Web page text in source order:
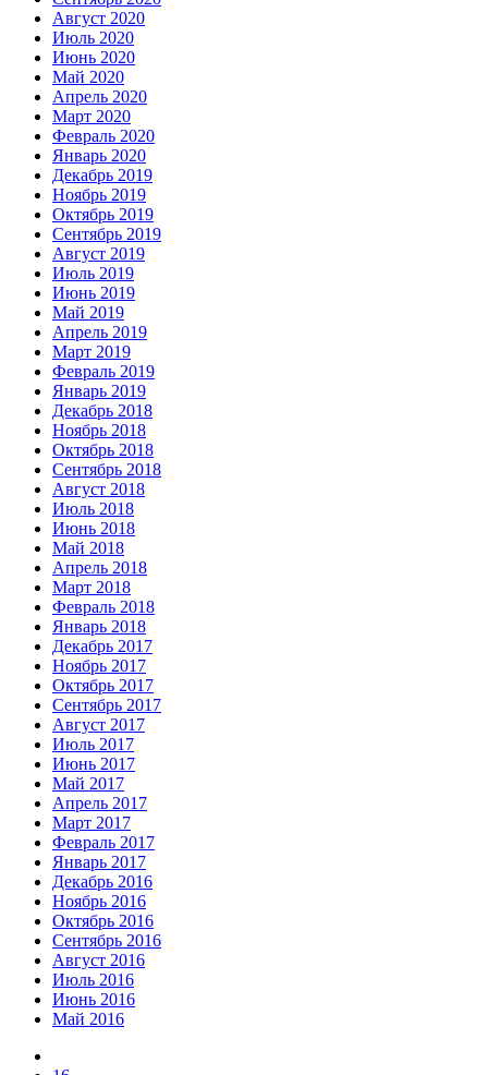
Август 2020
Июль 2020
Июнь 2020
Май 2020
Апрель 2020
Март 2020
Февраль 2020
Январь 2020
Декабрь 2019
Ноябрь 2019
Октябрь 2019
Сентябрь 2019
Август 2019
Июль 2019
Июнь 2019
Май 2019
Апрель 2019
Март 2019
Февраль 2019
Январь 2019
Декабрь 2018
Ноябрь 2018
Октябрь 2018
Сентябрь 2018
Август 2018
Июль 2018
Июнь 2018
Май 2018
Апрель 2018
Март 2018
Февраль 2018
Январь 2018
Декабрь 2017
Ноябрь 2017
Октябрь 2017
Сентябрь 2017
Август 2017
Июль 2017
Июнь 2017
Май 2017
Апрель 2017
Март 2017
Февраль 2017
Январь 2017
Декабрь 2016
Ноябрь 2016
Октябрь 2016
Сентябрь 2016
Август 2016
Июль 2016
Июнь 2016
Май 2016